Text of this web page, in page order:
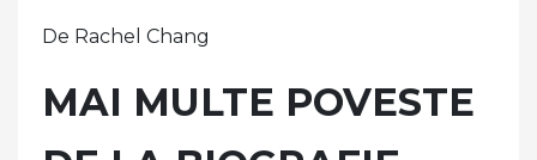
De Rachel Chang
MAI MULTE POVESTE